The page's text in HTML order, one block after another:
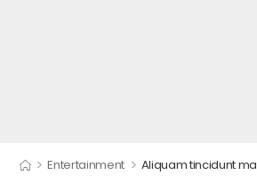
> Entertainment > Aliquam tincidunt